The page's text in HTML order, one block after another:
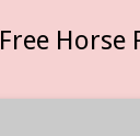
Free Horse